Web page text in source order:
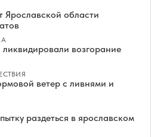
Ярославской области
возгорание
ветер с ливнями и
раздеться в ярославском